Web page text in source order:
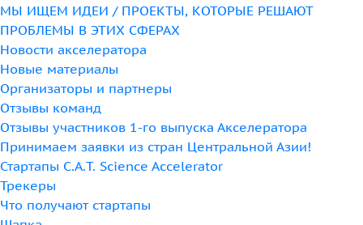
МЫ ИЩЕМ ИДЕИ / ПРОЕКТЫ, КОТОРЫЕ РЕШАЮТ
ПРОБЛЕМЫ В ЭТИХ СФЕРАХ
Новости акселератора
Новые материалы
Организаторы и партнеры
Отзывы команд
Отзывы участников 1-го выпуска Акселератора
Принимаем заявки из стран Центральной Азии!
Стартапы C.A.T. Science Accelerator
Трекеры
Что получают стартапы